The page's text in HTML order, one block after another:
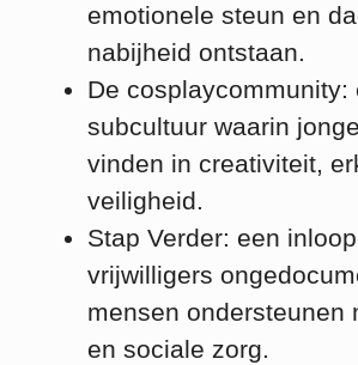
emotionele steun en
nabijheid ontstaan.
De cosplaycommunity:
subcultuur waarin
vinden in creativiteit,
veiligheid.
Stap Verder: een
vrijwilligers
mensen ondersteunen
en sociale zorg.